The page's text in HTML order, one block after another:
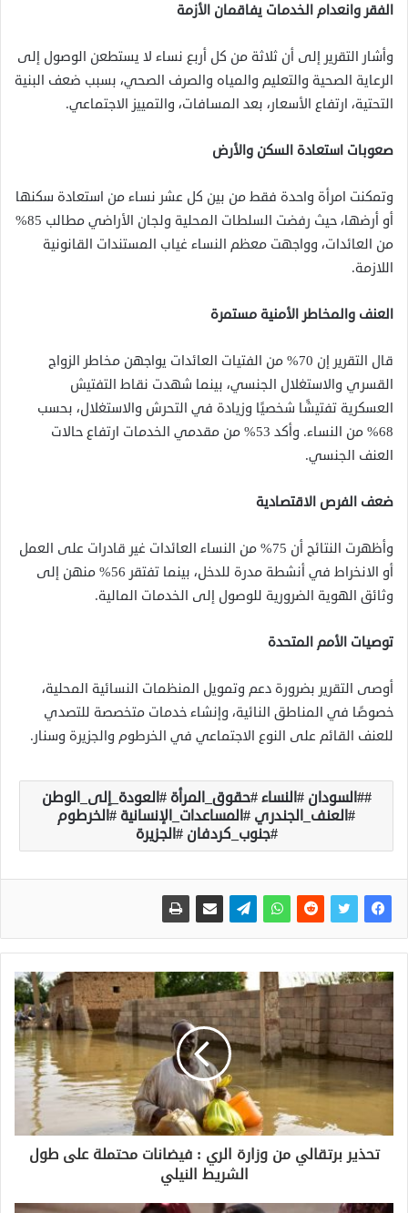
الفقر وانعدام الخدمات يفاقمان الأزمة
وأشار التقرير إلى أن ثلاثة من كل أربع نساء لا يستطعن الوصول إلى
الرعاية الصحية والتعليم والمياه والصرف الصحي، بسبب ضعف البنية
التحتية، ارتفاع الأسعار، بعد المسافات، والتمييز الاجتماعي.
صعوبات استعادة السكن والأرض
وتمكنت امرأة واحدة فقط من بين كل عشر نساء من استعادة سكنها
أو أرضها، حيث رفضت السلطات المحلية ولجان الأراضي مطالب 85%
من العائدات، وواجهت معظم النساء غياب المستندات القانونية
اللازمة.
العنف والمخاطر الأمنية مستمرة
قال التقرير إن 70% من الفتيات العائدات يواجهن مخاطر الزواج
القسري والاستغلال الجنسي، بينما شهدت نقاط التفتيش
العسكرية تفتيشًا شخصيًا وزيادة في التحرش والاستغلال، بحسب
68% من النساء. وأكد 53% من مقدمي الخدمات ارتفاع حالات
العنف الجنسي.
ضعف الفرص الاقتصادية
وأظهرت النتائج أن 75% من النساء العائدات غير قادرات على العمل
أو الانخراط في أنشطة مدرة للدخل، بينما تفتقر 56% منهن إلى
وثائق الهوية الضرورية للوصول إلى الخدمات المالية.
توصيات الأمم المتحدة
أوصى التقرير بضرورة دعم وتمويل المنظمات النسائية المحلية،
خصوصًا في المناطق النائية، وإنشاء خدمات متخصصة للتصدي
للعنف القائم على النوع الاجتماعي في الخرطوم والجزيرة وسنار.
#السودان #النساء #حقوق_المرأة #العودة_إلى_الوطن
#العنف_الجندري #المساعدات_الإنسانية #الخرطوم
#جنوب_كردفان #الجزيرة
تحذير برتقالي من وزارة الري : فيضانات محتملة على طول
الشريط النيلي